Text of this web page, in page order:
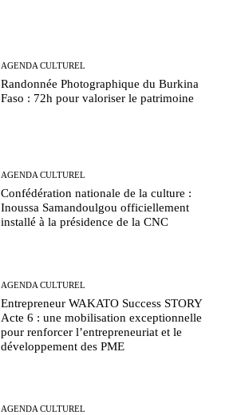
AGENDA CULTUREL
Randonnée Photographique du Burkina
Faso : 72h pour valoriser le patrimoine
AGENDA CULTUREL
Confédération nationale de la culture :
Inoussa Samandoulgou officiellement
installé à la présidence de la CNC
AGENDA CULTUREL
Entrepreneur WAKATO Success STORY
Acte 6 : une mobilisation exceptionnelle
pour renforcer l’entrepreneuriat et le
développement des PME
AGENDA CULTUREL